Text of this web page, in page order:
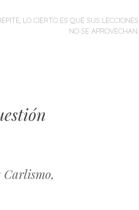
LO CIERTO ES QUE SUS LECCIONES
NO SE APROVECHAN.
Carlismo,